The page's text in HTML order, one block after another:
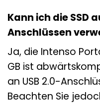
Kann ich die SSD
Anschlüssen
Ja, die Intenso
GB ist
an USB 2.0-
Beachten Sie